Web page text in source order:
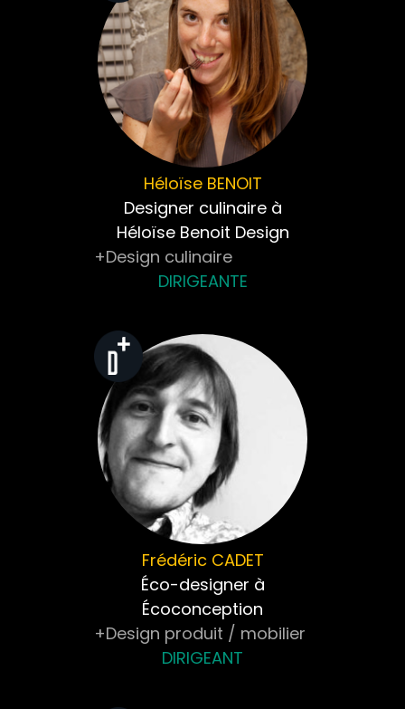
Héloïse BENOIT
Designer culinaire à
Héloïse Benoit Design
+Design culinaire
DIRIGEANTE
Frédéric CADET
Éco-designer à
Écoconception
+Design produit / mobilier
DIRIGEANT